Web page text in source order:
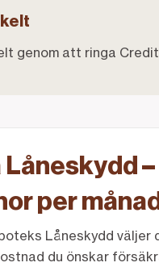
genom att ringa
per
Låneskydd väljer
du önskar